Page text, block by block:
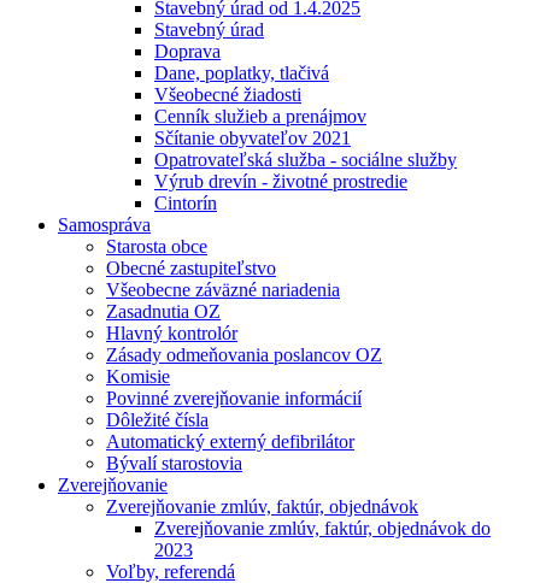
Stavebný úrad od 1.4.2025
Stavebný úrad
Doprava
Dane, poplatky, tlačivá
Všeobecné žiadosti
Cenník služieb a prenájmov
Sčítanie obyvateľov 2021
Opatrovateľská služba - sociálne služby
Výrub drevín - životné prostredie
Cintorín
Samospráva
Starosta obce
Obecné zastupiteľstvo
Všeobecne záväzné nariadenia
Zasadnutia OZ
Hlavný kontrolór
Zásady odmeňovania poslancov OZ
Komisie
Povinné zverejňovanie informácií
Dôležité čísla
Automatický externý defibrilátor
Bývalí starostovia
Zverejňovanie
Zverejňovanie zmlúv, faktúr, objednávok
Zverejňovanie zmlúv, faktúr, objednávok do
2023
Voľby, referendá